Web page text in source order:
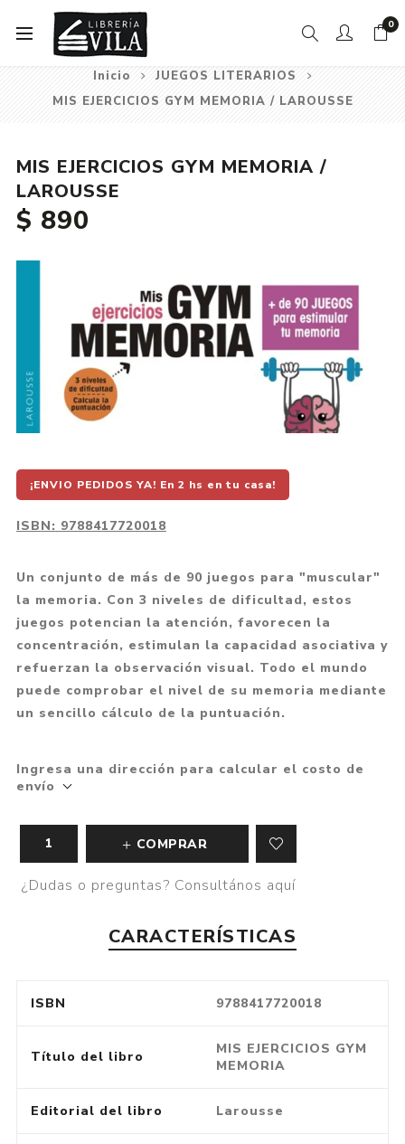
0
Inicio
JUEGOS LITERARIOS
MIS EJERCICIOS GYM MEMORIA / LAROUSSE
MIS EJERCICIOS GYM MEMORIA /
LAROUSSE
$ 890
¡ENVIO PEDIDOS YA! En 2 hs en tu casa!
ISBN: 9788417720018
Un conjunto de más de 90 juegos para "muscular"
la memoria. Con 3 niveles de dificultad, estos
juegos potencian la atención, favorecen la
concentración, estimulan la capacidad asociativa y
refuerzan la observación visual. Todo el mundo
puede comprobar el nivel de su memoria mediante
un sencillo cálculo de la puntuación.
Ingresa una dirección para calcular el costo de
envío
COMPRAR
¿Dudas o preguntas? Consultános aquí
CARACTERÍSTICAS
ISBN 9788417720018
Título del libro
MIS EJERCICIOS GYM
MEMORIA
Editorial del libro Larousse